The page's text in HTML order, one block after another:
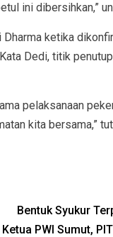
ini dibersihkan,”
ketika
Dedi, titik
pelaksanaan
kita bersama,”
Bentuk Syukur
Ketua PWI Sumut,